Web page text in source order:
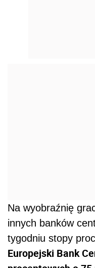
Na wyobraźnię
innych banków
tygodniu stopy
Europejski Bank